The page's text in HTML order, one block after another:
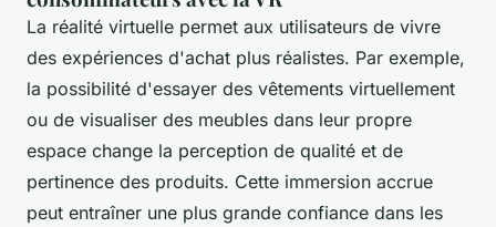
La réalité virtuelle permet aux utilisateurs de vivre
des expériences d'achat plus réalistes. Par exemple,
la possibilité d'essayer des vêtements virtuellement
ou de visualiser des meubles dans leur propre
espace change la perception de qualité et de
pertinence des produits. Cette immersion accrue
peut entraîner une plus grande confiance dans les